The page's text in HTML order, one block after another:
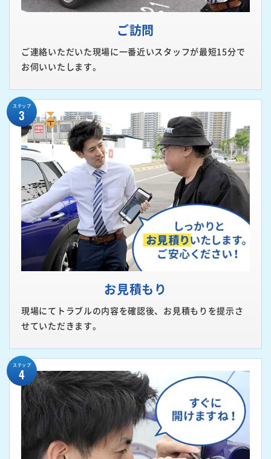
ご訪問
ご連絡いただいた現場に一番近いスタッフが最短15分で
お伺いいたします。
ステップ
3
お見積もり
現場にてトラブルの内容を確認後、お見積もりを提示さ
せていただきます。
ステップ
4